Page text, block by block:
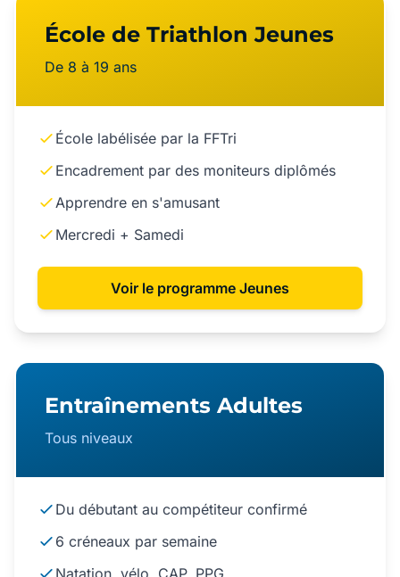
École de Triathlon Jeunes
De 8 à 19 ans
École labélisée par la FFTri
Encadrement par des moniteurs diplômés
Apprendre en s'amusant
Mercredi + Samedi
Voir le programme Jeunes
Entraînements Adultes
Tous niveaux
Du débutant au compétiteur confirmé
6 créneaux par semaine
Natation, vélo, CAP, PPG